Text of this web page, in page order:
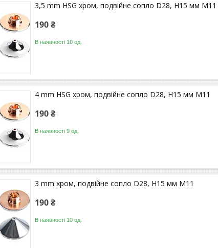
3,5 mm HSG хром, подвійне сопло D28, H15 мм M11
190 ₴
В наявності 10 од.
4 mm HSG хром, подвійне сопло D28, H15 мм M11
190 ₴
В наявності 9 од.
3 mm хром, подвійне сопло D28, H15 мм M11
190 ₴
В наявності 10 од.